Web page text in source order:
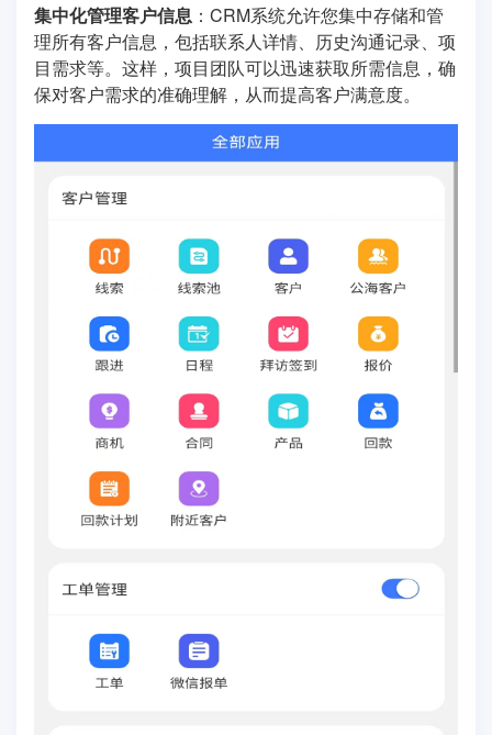
集中化管理客户信息 ：CRM系统允许您集中存储和管
理所有客户信息，包括联系人详情、历史沟通记录、项
目需求等。这样，项目团队可以迅速获取所需信息，确
保对客户需求的准确理解，从而提高客户满意度。